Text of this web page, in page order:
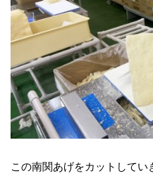
この南関あげをカットしてい